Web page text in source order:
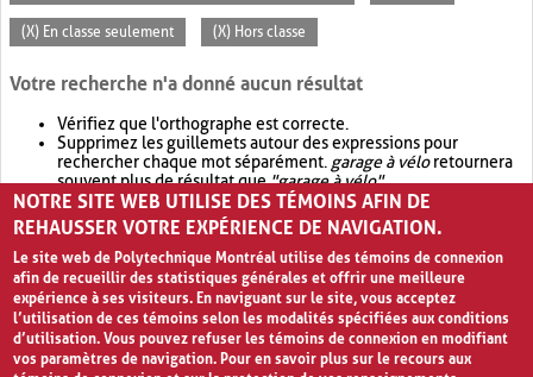
(X) En classe seulement (X) Hors classe
Votre recherche n'a donné aucun résultat
Vérifiez que l'orthographe est correcte.
Supprimez les guillemets autour des expressions pour
rechercher chaque mot séparément. garage à véloretournera
souvent plus de résultat que"garage à vélo".
Envisagez d'élargir votre recherche avec OR.garage OR vélo
retournera souvent plus de résultat quegarage à vélo
NOTRE SITE WEB UTILISE DES TÉMOINS AFIN DE
REHAUSSER VOTRE EXPÉRIENCE DE NAVIGATION.
Le site web de Polytechnique Montréal utilise des témoins de connexion
afin de recueillir des statistiques générales et offrir une meilleure
expérience à ses visiteurs. En naviguant sur le site, vous acceptez
l’utilisation de ces témoins selon les modalités spécifiées aux conditions
d’utilisation. Vous pouvez refuser les témoins de connexion en modifiant
vos paramètres de navigation. Pour en savoir plus sur le recours aux